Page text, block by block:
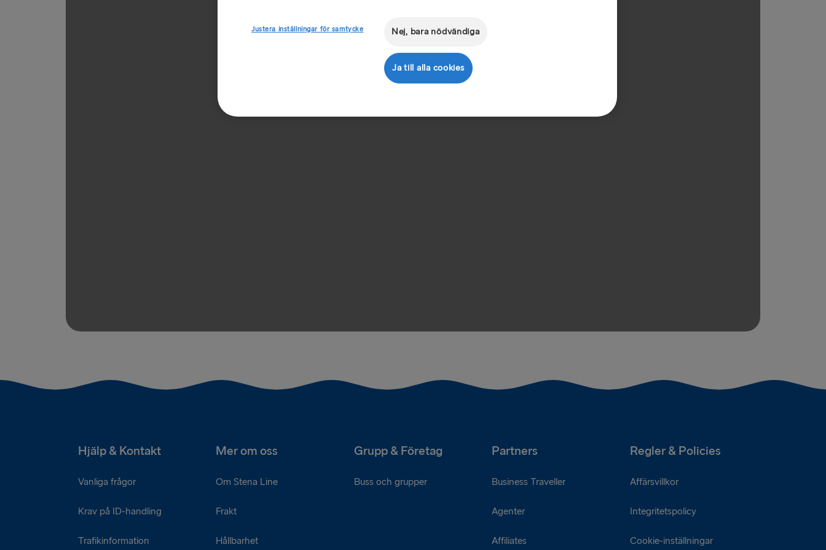
Hjälp & Kontakt Mer om oss Grupp & Företag Partners Regler & Policies
Vanliga frågor
Krav på ID-handling
Trafikinformation
Om Stena Line
Frakt
Hållbarhet
Buss och grupper Business Traveller
Agenter
Affiliates
Affärsvillkor
Integritetspolicy
Cookie-inställningar
Justera inställningar för samtycke Nej, bara nödvändiga
Ja till alla cookies